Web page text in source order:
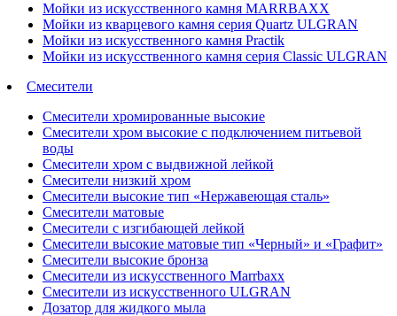
Мойки из искусственного камня MARRBAXX
Мойки из кварцевого камня серия Quartz ULGRAN
Мойки из искусственного камня Practik
Мойки из искусственного камня серия Classic ULGRAN
Смесители
Смесители хромированные высокие
Смесители хром высокие с подключением питьевой
воды
Смесители хром с выдвижной лейкой
Смесители низкий хром
Смесители высокие тип «Нержавеющая сталь»
Смесители матовые
Смесители с изгибающей лейкой
Смесители высокие матовые тип «Черный» и «Графит»
Смесители высокие бронза
Смесители из искусственного Marrbaxx
Смесители из искусственного ULGRAN
Дозатор для жидкого мыла